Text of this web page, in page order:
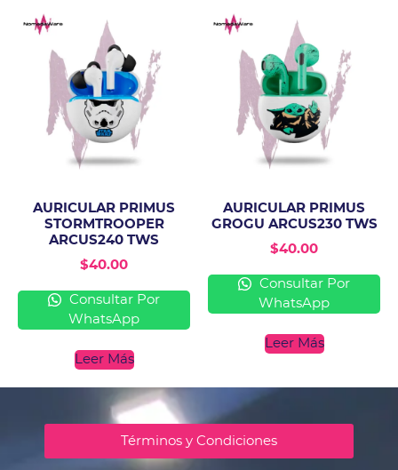
AURICULAR PRIMUS
STORMTROOPER
ARCUS240 TWS
$40.00
Consultar Por
WhatsApp
Leer Más
AURICULAR PRIMUS
GROGU ARCUS230 TWS
$40.00
Consultar Por
WhatsApp
Leer Más
Términos y Condiciones